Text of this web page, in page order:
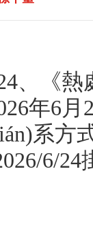
、《熱
年6
系方
6/24